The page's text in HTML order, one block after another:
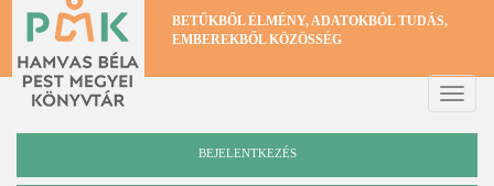
Ugrás
tartalomra
BETŰKBŐL ÉLMÉNY, ADATOKBÓL TUDÁS,
EMBEREKBŐL KÖZÖSSÉG
Toggle
BEJELENTKEZÉS